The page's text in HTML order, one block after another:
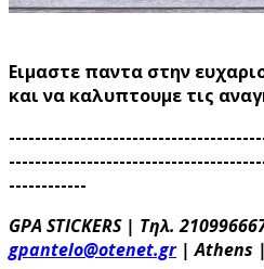
Ειμαστε παντα στην
και να καλυπτουμε τις
------------
GPA STICKERS | Τηλ.
gpantelo@otenet.gr| Athens |